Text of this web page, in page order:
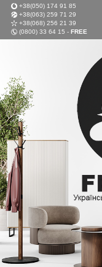
+38(050) 174 91 85
+38(063) 259 71 29
+38(068) 256 21 39
(0800) 33 64 15 - FREE